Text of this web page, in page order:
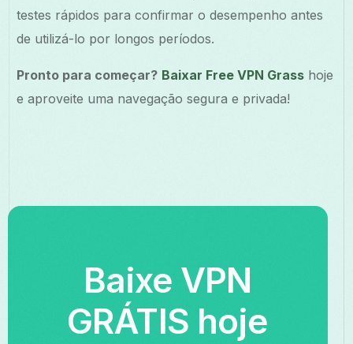
testes rápidos para confirmar o desempenho antes
de utilizá-lo por longos períodos.
Pronto para começar? Baixar Free VPN Grass hoje
e aproveite uma navegação segura e privada!
Baixe VPN
GRÁTIS hoje